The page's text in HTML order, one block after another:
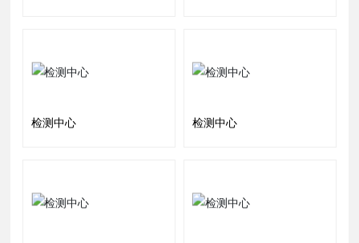
检测中心 检测中心